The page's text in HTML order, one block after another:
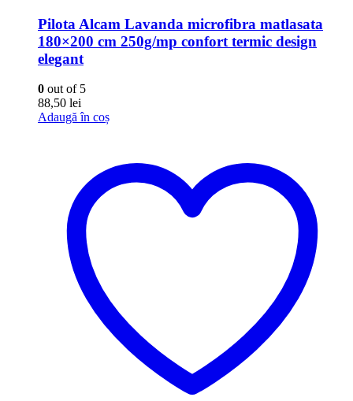
Pilota Alcam Lavanda microfibra matlasata
180×200 cm 250g/mp confort termic design
elegant
0 out of 5
88,50 lei
Adaugă în coș